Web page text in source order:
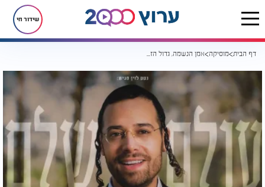
שידור חי
דף הבית מוסיקה אמן הנשמה, גדול הזמר ארי היל משחרר סינגל קליפ חדש - "עולם שלם"